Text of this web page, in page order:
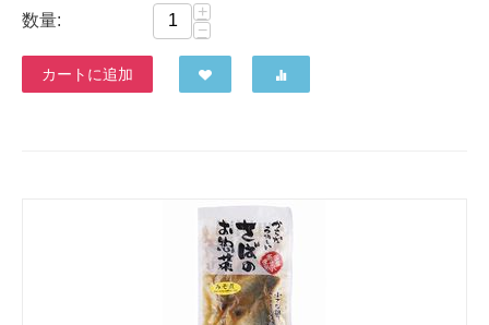
数量:
+
−
カートに追加